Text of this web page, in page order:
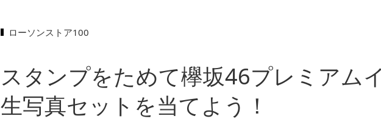
ローソンストア100
スタンプをためて欅坂46プレミアム
生写真セットを当てよう！